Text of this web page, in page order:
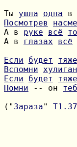
Ты ушла одна в
Посмотрев
А в руке всё
А в
глазах всё
Если
будет
Вспомни хулиган
Если
будет
Помни -- он
(" Зараза" Т1.37